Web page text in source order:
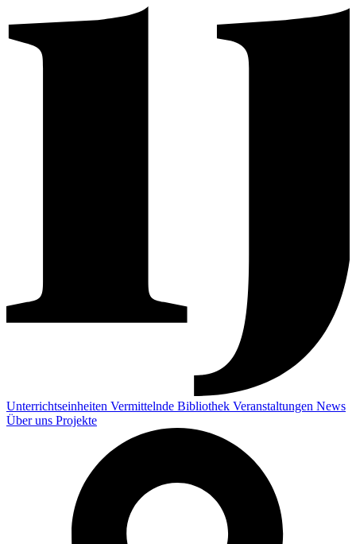
Unterrichtseinheiten Vermittelnde Bibliothek Veranstaltungen News
Über uns Projekte